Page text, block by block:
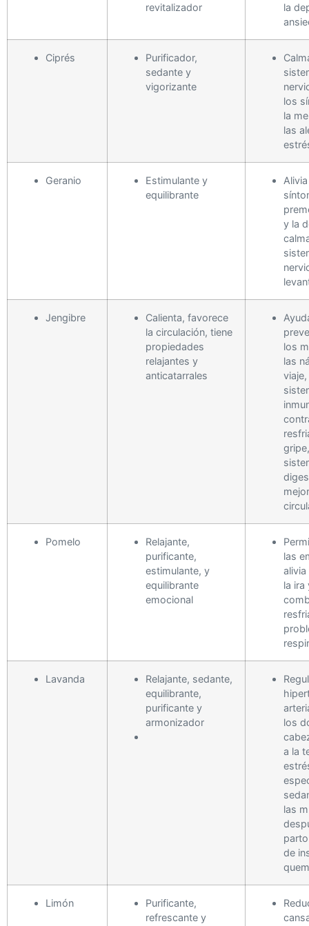
revitalizador
la
Ciprés
Purificador,
sedante y
vigorizante
los
la
las
Geranio
Estimulante y
equilibrante
y la
Jengibre
Calienta, favorece
la circulación, tiene
propiedades
relajantes y
anticatarrales
los
las
Pomelo
Relajante,
purificante,
estimulante, y
equilibrante
emocional
las
la ira
Lavanda
Relajante, sedante,
equilibrante,
purificante y
armonizador
los
a la
las
de
Limón
Purificante,
refrescante y